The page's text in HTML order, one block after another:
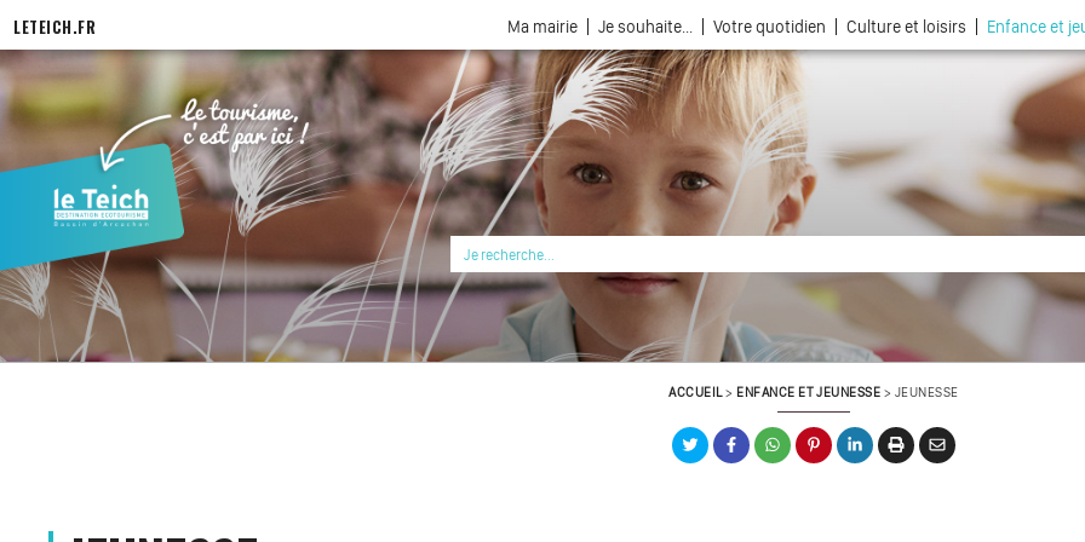
LETEICH.FR Ma mairie Je souhaite... Votre quotidien Culture et loisirs Enfance et
ACCUEIL> ENFANCE ET JEUNESSE > JEUNESSE